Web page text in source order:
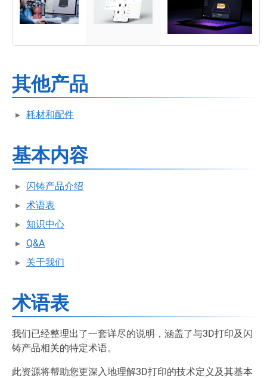
其他产品
耗材和配件
基本内容
闪铸产品介绍
术语表
知识中心
Q&A
关于我们
术语表
我们已经整理出了一套详尽的说明，涵盖了与3D打印及闪
铸产品相关的特定术语。
此资源将帮助您更深入地理解3D打印的技术定义及其基本